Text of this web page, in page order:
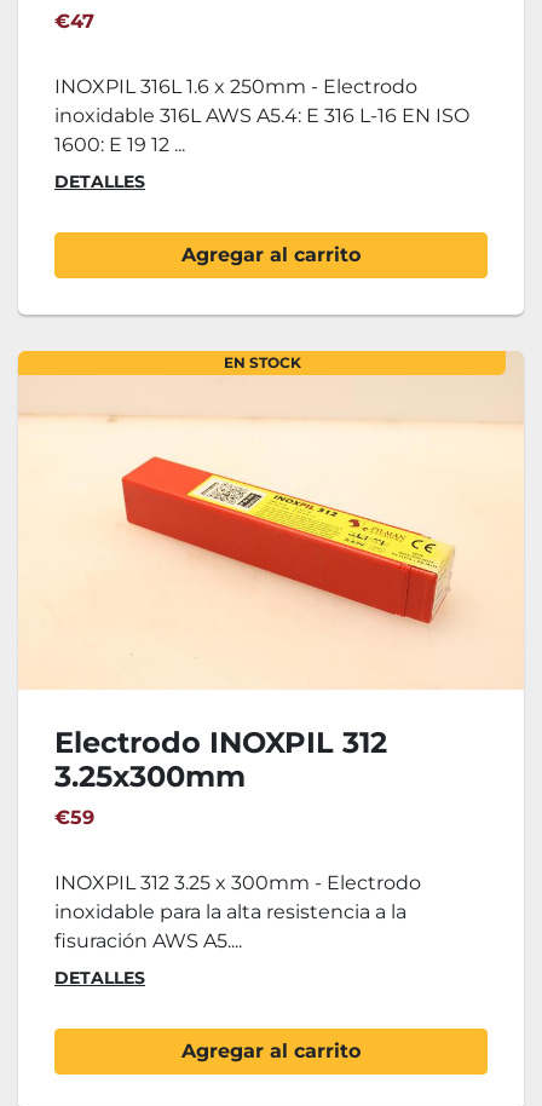
€47
INOXPIL 316L 1.6 x 250mm - Electrodo
inoxidable 316L AWS A5.4: E 316 L-16 EN ISO
1600: E 19 12 ...
DETALLES
Agregar al carrito
EN STOCK
Electrodo INOXPIL 312
3.25x300mm
€59
INOXPIL 312 3.25 x 300mm - Electrodo
inoxidable para la alta resistencia a la
fisuración AWS A5....
DETALLES
Agregar al carrito